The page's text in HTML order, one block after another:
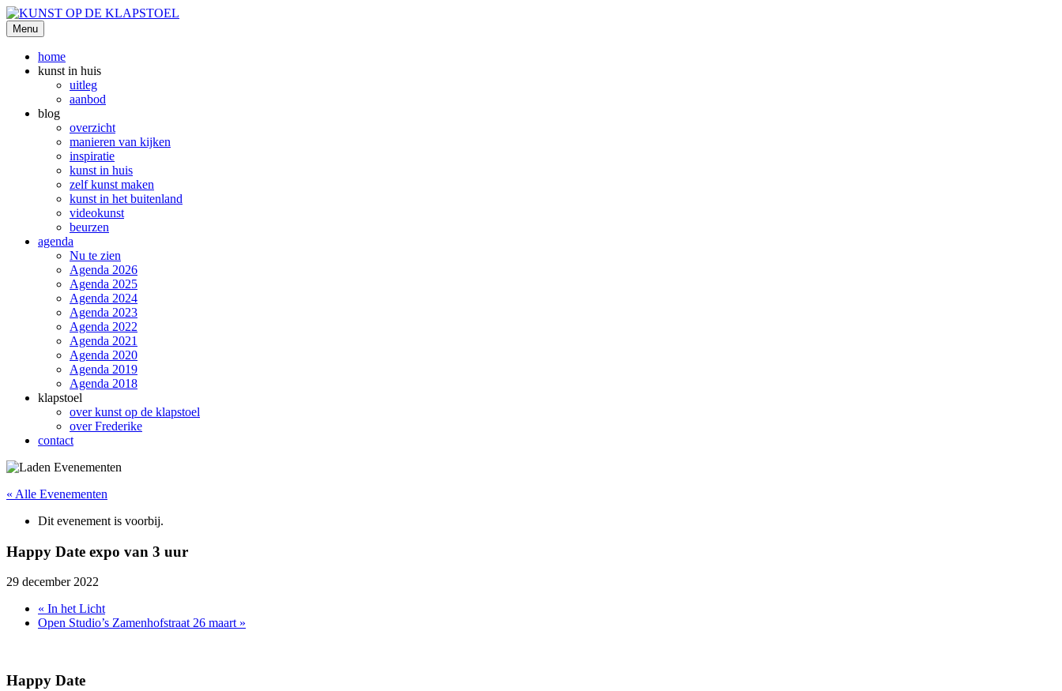
Ga
naar
de
inhoud
KUNST OP DE KLAPSTOEL
Menu
home
kunst in huis
uitleg
aanbod
blog
overzicht
manieren van kijken
inspiratie
kunst in huis
zelf kunst maken
kunst in het buitenland
videokunst
beurzen
agenda
Nu te zien
Agenda 2026
Agenda 2025
Agenda 2024
Agenda 2023
Agenda 2022
Agenda 2021
Agenda 2020
Agenda 2019
Agenda 2018
klapstoel
over kunst op de klapstoel
over Frederike
contact
« Alle Evenementen
Dit evenement is voorbij.
Happy Date expo van 3 uur
29 december 2022
« In het Licht
Open Studio’s Zamenhofstraat 26 maart »
Happy Date